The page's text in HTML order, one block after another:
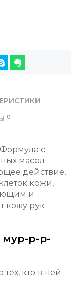
0
с
масел
действие,
кожи,
и
кожу рук
р-р-
кто в ней